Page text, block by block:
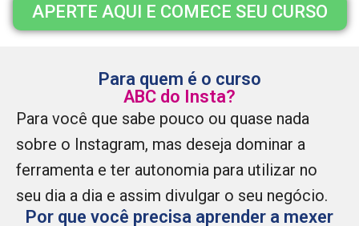
APERTE AQUI E COMECE SEU CURSO
Para quem é o curso
ABC do Insta?
Para você que sabe pouco ou quase nada
sobre o Instagram, mas deseja dominar a
ferramenta e ter autonomia para utilizar no
seu dia a dia e assim divulgar o seu negócio.
Por que você precisa aprender a mexer